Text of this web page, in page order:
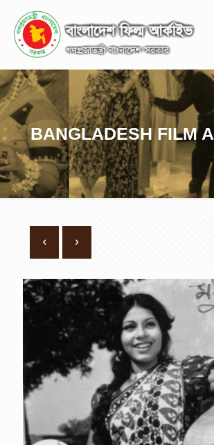
BANGLADESH FILM